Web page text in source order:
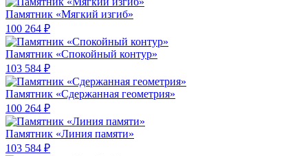
Памятник «Мягкий изгиб»
100 264 ₽
Памятник «Спокойный контур»
103 584 ₽
Памятник «Сдержанная геометрия»
100 264 ₽
Памятник «Линия памяти»
103 584 ₽